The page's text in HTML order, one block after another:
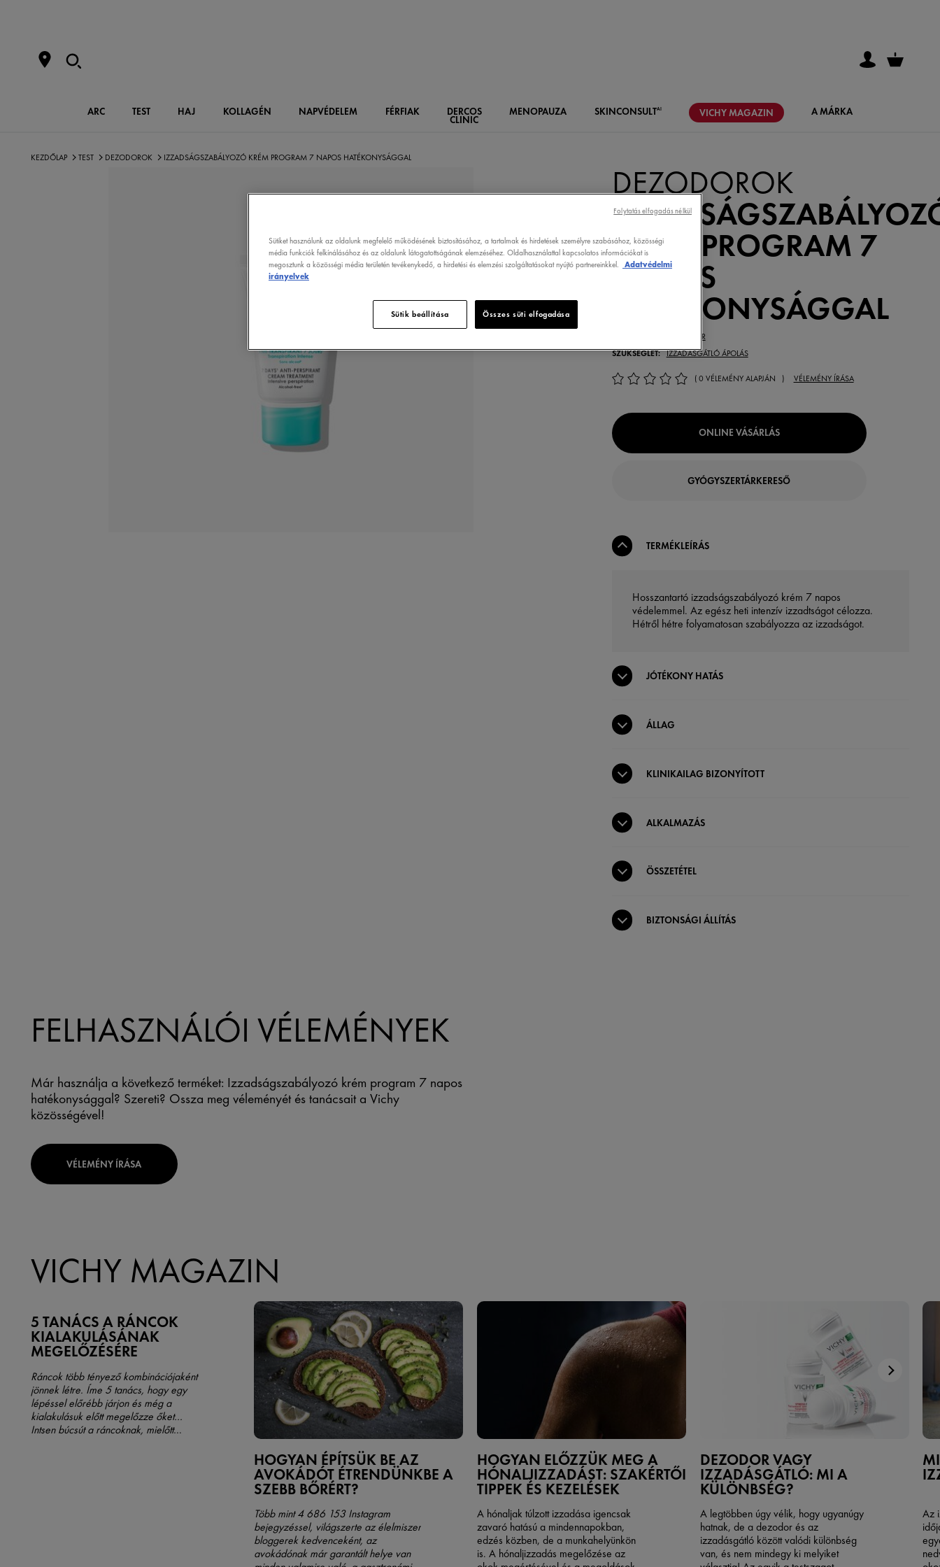
ARC TEST HAJ KOLLAGÉN NAPVÉDELEM FÉRFIAK DERCOS
CLINIC
MENOPAUZA SKINCONSULTAI VICHYMAGAZIN A MÁRKA
KEZDŐLAP TEST DEZODOROK IZZADSÁGSZABÁLYOZÓ KRÉM PROGRAM 7 NAPOS HATÉKONYSÁGGAL
DEZODOROK
KRÉM PROGRAM 7
NAPOS
HATÉKONYSÁGGAL
DEZODOR
SZÜKSÉGLET: IZZADÁSGÁTLÓ ÁPOLÁS
( 0 VÉLEMÉNY ALAPJÁN ) VÉLEMÉNY ÍRÁSA
ONLINE VÁSÁRLÁS
GYÓGYSZERTÁRKERESŐ
TERMÉKLEÍRÁS
Hosszantartó izzadságszabályozó krém 7 napos
védelemmel. Az egész heti intenzív izzadtságot célozza.
Hétről hétre folyamatosan szabályozza az izzadságot.
JÓTÉKONY HATÁS
ÁLLAG
KLINIKAILAG BIZONYÍTOTT
ALKALMAZÁS
ÖSSZETÉTEL
BIZTONSÁGI ÁLLÍTÁS
FELHASZNÁLÓI VÉLEMÉNYEK
Már használja a következő terméket: Izzadságszabályozó krém program 7 napos
hatékonysággal? Szereti? Ossza meg véleményét és tanácsait a Vichy
közösségével!
VÉLEMÉNY ÍRÁSA
VICHY MAGAZIN
5 TANÁCS A RÁNCOK
KIALAKULÁSÁNAK
MEGELŐZÉSÉRE
Ráncok több tényező kombinációjaként
jönnek létre. Íme 5 tanács, hogy egy
lépéssel előrébb járjon és még a
kialakulásuk előtt megelőzze őket…
Intsen búcsút a ráncoknak, mielőtt
HOGYAN ÉPÍTSÜK BE AZ
AVOKÁDÓT ÉTRENDÜNKBE A
SZEBB BŐRÉRT?
Több mint 4 686 153 Instagram
bejegyzéssel, világszerte az élelmiszer
bloggerek kedvenceként, az
avokádónak már garantált helye van
HOGYAN ELŐZZÜK MEG A
HÓNALJIZZADÁST: SZAKÉRTŐI
TIPPEK ÉS KEZELÉSEK
A hónaljak túlzott izzadása igencsak
zavaró hatású a mindennapokban,
edzés közben, de a munkahelyünkön
is. A hónaljizzadás megelőzése az
DEZODOR VAGY
IZZADÁSGÁTLÓ: MI A
KÜLÖNBSÉG?
A legtöbben úgy vélik, hogy ugyanúgy
hatnak, de a dezodor és az
izzadásgátló között valódi különbség
van, és nem mindegy ki melyiket
Az
Sütiket használunk az oldalunk megfelelő működésének biztosításához, a tartalmak és hirdetések személyre szabásához, közösségi
média funkciók felkínálásához és az oldalunk látogatottságának elemzéséhez. Oldalhasználattal kapcsolatos információkat is
megosztunk a közösségi média területén tevékenykedő, a hirdetési és elemzési szolgáltatásokat nyújtó partnereinkkel.
Adatvédelmi
irányelvek
Sütik beállítása Összes süti elfogadása
Folytatás elfogadás nélkül